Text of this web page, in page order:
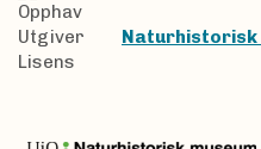
Opphav
Utgiver
Naturhistorisk
Lisens